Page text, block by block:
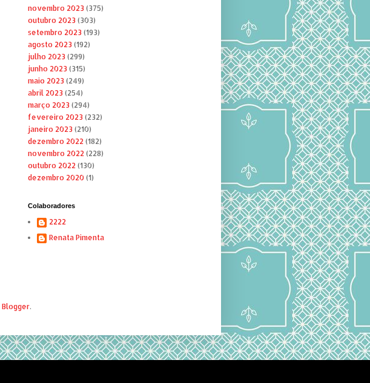
novembro 2023(375)
outubro 2023(303)
setembro 2023(193)
agosto 2023(192)
julho 2023(299)
junho 2023(315)
maio 2023(249)
abril 2023(254)
março 2023(294)
fevereiro 2023(232)
janeiro 2023(210)
dezembro 2022(182)
novembro 2022(228)
outubro 2022(130)
dezembro 2020(1)
Colaboradores
2222
Renata Pimenta
Blogger.